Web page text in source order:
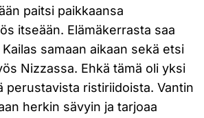
paitsi paikkaansa
itseään. Elämäkerrasta saa
samaan aikaan sekä etsi
Nizzassa. Ehkä tämä oli yksi
perustavista ristiriidoista. Vantin
herkin sävyin ja tarjoaa